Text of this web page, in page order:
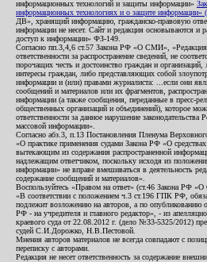
информационных технологий и защиты информации»
информационных технологиях и о защите информации»
ДВ», хранящий информацию, гражданско-правовую
информации не несет. Сайт и редакция основываются и
доступ к информации» ФЗ-149.
Согласно пп.3,4,6 ст.57 Закона РФ «О СМИ»,
ответственности за распространение сведений, не
порочащих честь и достоинство граждан и
интересы граждан, либо представляющих собой
информации и (или) правами журналиста: ...если они
сообщений и материалов или их фрагментов,
информации (а также сообщения, переданные в пресс-
общественных организаций и объединений), которое
ответственности за данное нарушение законодательства
массовой информации».
Согласно абз.3, п.13 Постановления Пленума
«О практике применения судами Закона РФ «О
вытекающим из содержания распространенной
надлежащим ответчиком, поскольку исходя из
информации» не вправе вмешиваться в деятельность
содержание сообщений и материалов».
Воспользуйтесь «Правом на ответ» (ст.46 Закона РФ
«В соответствии с положением ч.3 ст.196 ГПК РФ,
подлежит возложению на авторов, а по опубликованию
РФ - на учредителя и главного редактор», - из
краевого суда от 22.08.2012 г. (дело №33-5325/2012)
судей С.И.Дорожко, Н.В.Пестовой.
Мнения авторов материалов не всегда совпадают с
переписку с авторами.
Редакция не несет ответственность за содержание